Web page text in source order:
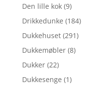
Den lille kok (9)
Drikkedunke (184)
Dukkehuset (291)
Dukkemøbler (8)
Dukker (22)
Dukkesenge (1)